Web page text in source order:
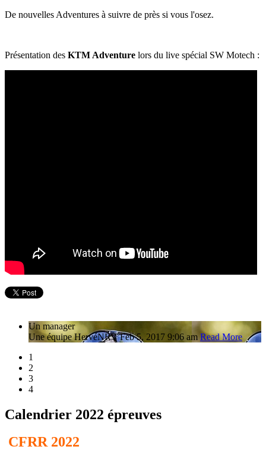
De nouvelles Adventures à suivre de près si vous l'osez.
Présentation des KTM Adventure lors du live spécial SW Motech :
Un manager
Une équipe HervéNRV Feb 5, 2017 9:06 amRead More
1
2
3
4
Calendrier 2022 épreuves
CFRR 2022